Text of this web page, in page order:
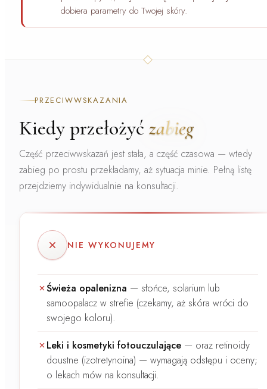
dobiera parametry do Twojej skóry.
PRZECIWWSKAZANIA
Kiedy przełożyć zabieg
Część przeciwwskazań jest stała, a część czasowa — wtedy
zabieg po prostu przekładamy, aż sytuacja minie. Pełną listę
przejdziemy indywidualnie na konsultacji.
NIE WYKONUJEMY
Świeża opalenizna — słońce, solarium lub
samoopalacz w strefie (czekamy, aż skóra wróci do
swojego koloru).
Leki i kosmetyki fotouczulające — oraz retinoidy
doustne (izotretynoina) — wymagają odstępu i oceny;
o lekach mów na konsultacji.